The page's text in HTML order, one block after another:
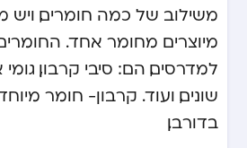
משילוב של כמה חומרים, ויש
מיוצרים מחומר אחד.
למדרסים, הם: סיבי קרבון,
שונים, ועוד. קרבון- חומר
בדורבן.